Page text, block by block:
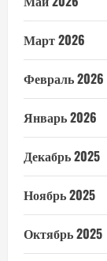
Март 2026
Февраль 2026
Январь 2026
Декабрь 2025
Ноябрь 2025
Октябрь 2025